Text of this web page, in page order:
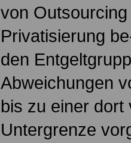
von
Privatisierung
den
Abweichungen
bis zu einer dort
Untergrenze